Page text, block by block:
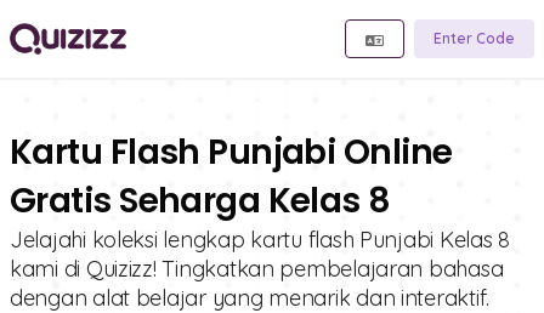
Enter Code
Kartu Flash Punjabi Online
Gratis Seharga Kelas 8
Jelajahi koleksi lengkap kartu flash Punjabi Kelas 8
kami di Quizizz! Tingkatkan pembelajaran bahasa
dengan alat belajar yang menarik dan interaktif.